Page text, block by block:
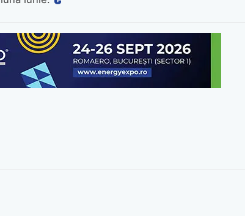
Pinterest
whatsapp